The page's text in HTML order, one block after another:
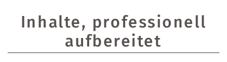
Inhalte, professionell
aufbereitet